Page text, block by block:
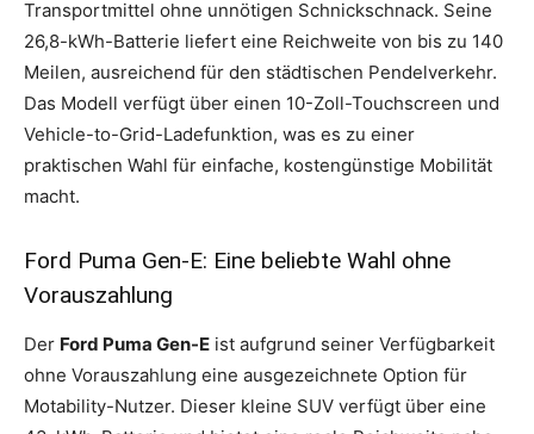
Transportmittel ohne unnötigen Schnickschnack. Seine
26,8-kWh-Batterie liefert eine Reichweite von bis zu 140
Meilen, ausreichend für den städtischen Pendelverkehr.
Das Modell verfügt über einen 10-Zoll-Touchscreen und
Vehicle-to-Grid-Ladefunktion, was es zu einer
praktischen Wahl für einfache, kostengünstige Mobilität
macht.
Ford Puma Gen-E: Eine beliebte Wahl ohne
Vorauszahlung
Der Ford Puma Gen-E ist aufgrund seiner Verfügbarkeit
ohne Vorauszahlung eine ausgezeichnete Option für
Motability-Nutzer. Dieser kleine SUV verfügt über eine